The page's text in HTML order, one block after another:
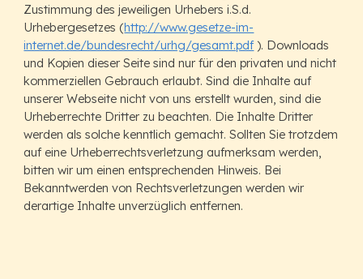
Zustimmung des jeweiligen Urhebers i.S.d.
Urhebergesetzes (http://www.gesetze-im-
internet.de/bundesrecht/urhg/gesamt.pdf). Downloads
und Kopien dieser Seite sind nur für den privaten und nicht
kommerziellen Gebrauch erlaubt. Sind die Inhalte auf
unserer Webseite nicht von uns erstellt wurden, sind die
Urheberrechte Dritter zu beachten. Die Inhalte Dritter
werden als solche kenntlich gemacht. Sollten Sie trotzdem
auf eine Urheberrechtsverletzung aufmerksam werden,
bitten wir um einen entsprechenden Hinweis. Bei
Bekanntwerden von Rechtsverletzungen werden wir
derartige Inhalte unverzüglich entfernen.